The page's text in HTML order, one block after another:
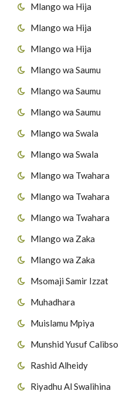
Mlango wa Hija
Mlango wa Hija
Mlango wa Hija
Mlango wa Saumu
Mlango wa Saumu
Mlango wa Saumu
Mlango wa Swala
Mlango wa Swala
Mlango wa Twahara
Mlango wa Twahara
Mlango wa Twahara
Mlango wa Zaka
Mlango wa Zaka
Msomaji Samir Izzat
Muhadhara
Muislamu Mpiya
Munshid Yusuf Calibso
Rashid Alheidy
Riyadhu Al Swalihina